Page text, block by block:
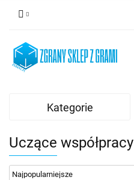
Kategorie
Uczące współpracy